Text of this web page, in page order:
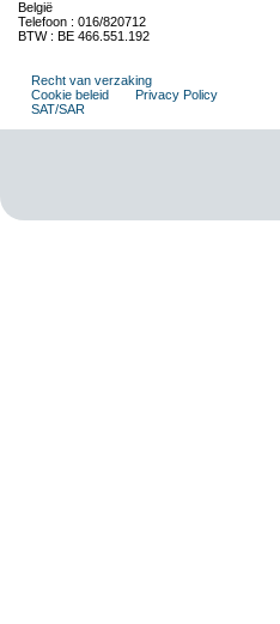
België
Telefoon : 016/820712
BTW : BE 466.551.192
Recht van verzaking
Cookie beleid
Privacy Policy
SAT/SAR